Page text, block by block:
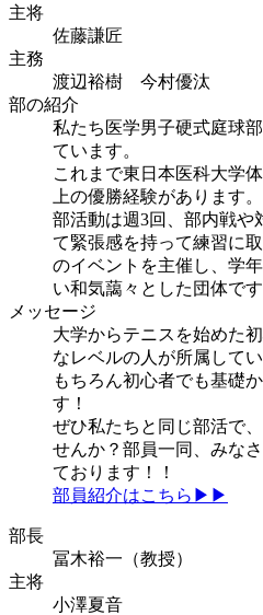
主将
佐藤謙匠
主務
渡辺裕樹 今村優汰
部の紹介
私たち医学男子硬式庭球
ています。
これまで東日本医科大学
上の優勝経験があります。
部活動は週3回、部内戦や
て緊張感を持って練習に
のイベントを主催し、学
い和気藹々とした団体です
メッセージ
大学からテニスを始めた
なレベルの人が所属してい
もちろん初心者でも基礎
す！
ぜひ私たちと同じ部活で
せんか？部員一同、みな
ております！！
部員紹介はこちら▶▶
部長
冨木裕一（教授）
主将
小澤夏音